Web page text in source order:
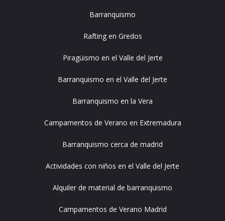
Barranquismo
Rafting en Gredos
Piragüismo en el Valle del Jerte
Barranquismo en el Valle del Jerte
Barranquismo en la Vera
Campamentos de Verano en Extremadura
Barranquismo cerca de madrid
Actividades con niños en el Valle del Jerte
Alquiler de material de barranquismo
Campamentos de Verano Madrid